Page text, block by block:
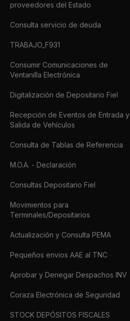
proveedores del Estado
Consulta servicio de deuda
TRABAJO_F931
Consumir Comunicaciones de
Ventanilla Electrónica
Digitalización de Depositario Fiel
Recepción de Eventos de Entrada y
Salida de Vehículos
Consulta de Tablas de Referencia
M.O.A. - Declaración
Consultas Depositario Fiel
Movimientos para
Terminales/Depositarios
Actualización y Consulta PEMA
Pequeños envios AAE al TNC
Aprobar y Denegar Despachos INV
Coraza Electrónica de Seguridad
STOCK DEPÓSITOS FISCALES